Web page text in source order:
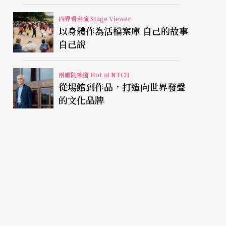
四界看表演 Stage Viewer
以身體作為活檔案庫 自己的故事
自己說
兩廳院櫥窗 Hot at NTCH
從場館到作品，打造向世界發聲
的文化品牌